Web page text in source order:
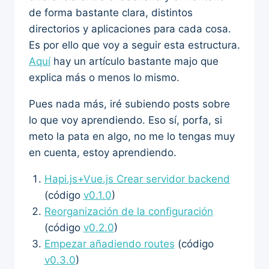
de forma bastante clara, distintos
directorios y aplicaciones para cada cosa.
Es por ello que voy a seguir esta estructura.
Aquíhay un artículo bastante majo que
explica más o menos lo mismo.
Pues nada más, iré subiendo posts sobre
lo que voy aprendiendo. Eso sí, porfa, si
meto la pata en algo, no me lo tengas muy
en cuenta, estoy aprendiendo.
Hapi.js+Vue.js Crear servidor backend
(código v0.1.0)
Reorganización de la configuración
(código v0.2.0)
Empezar añadiendo routes (código
v0.3.0)